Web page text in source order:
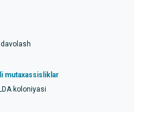
mutaxassisliklar
koloniyasi